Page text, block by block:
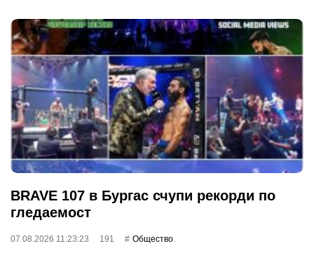
BRAVE 107 в Бургас счупи рекорди по
гледаемост
07.08.2026 11:23:23 191 Общество